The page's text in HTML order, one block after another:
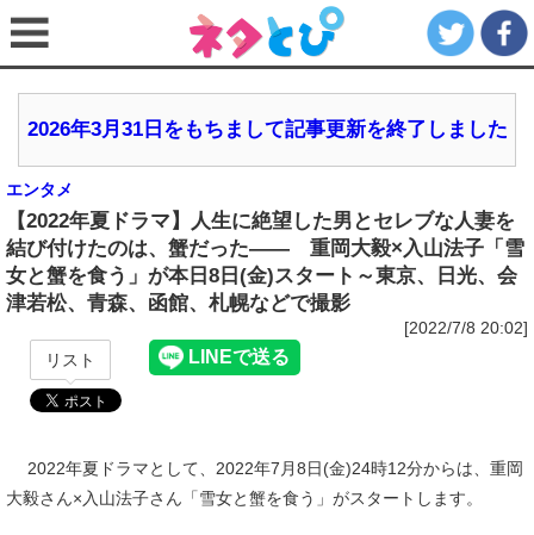
2026年3月31日をもちまして記事更新を終了しました
エンタメ
【2022年夏ドラマ】人生に絶望した男とセレブな人妻を
結び付けたのは、蟹だった―― 重岡大毅×入山法子「雪
女と蟹を食う」が本日8日(金)スタート～東京、日光、会
津若松、青森、函館、札幌などで撮影
[2022/7/8 20:02]
リスト
2022年夏ドラマとして、2022年7月8日(金)24時12分からは、重岡
大毅さん×入山法子さん「雪女と蟹を食う」がスタートします。